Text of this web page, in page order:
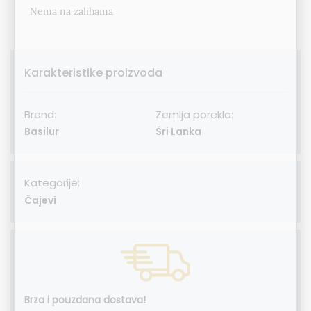
Nema na zalihama
Karakteristike proizvoda
Brend:
Basilur
Zemlja porekla:
Šri Lanka
Kategorije:
Čajevi
Brza i pouzdana dostava!